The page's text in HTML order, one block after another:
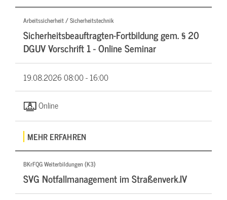
Arbeitssicherheit / Sicherheitstechnik
Sicherheitsbeauftragten-Fortbildung gem. § 20
DGUV Vorschrift 1 - Online Seminar
19.08.202608:00 - 16:00
Online
MEHR ERFAHREN
BKrFQG Weiterbildungen (K3)
SVG Notfallmanagement im Straßenverk.IV